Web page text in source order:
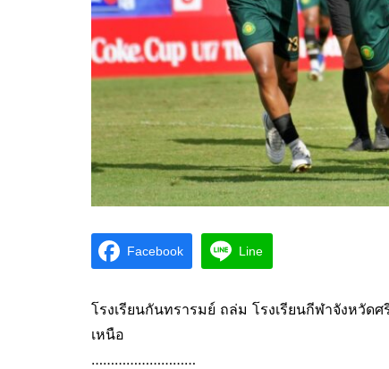
Facebook Line
โรงเรียนกันทรารมย์ ถล่ม โรงเรียนกีฬาจังหวั
เหนือ
………………………